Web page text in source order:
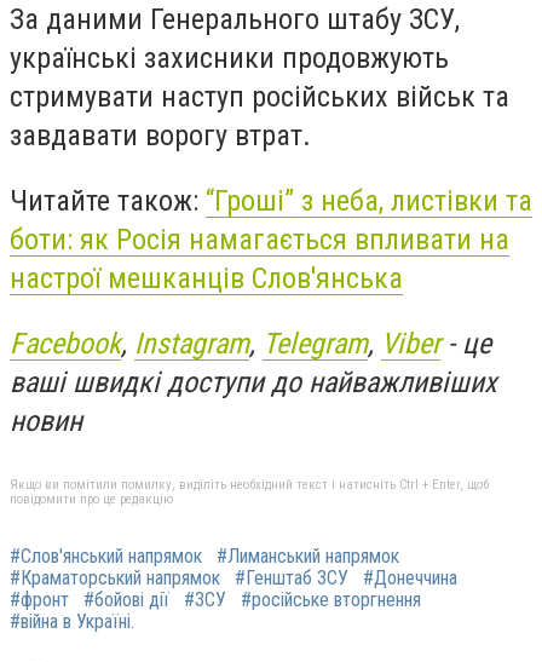
За даними Генерального штабу ЗСУ,
українські захисники продовжують
стримувати наступ російських військ та
завдавати ворогу втрат.
Читайте також: “Гроші” з неба, листівки та
боти: як Росія намагається впливати на
настрої мешканців Слов'янська
Facebook, Instagram, Telegram, Viber- це
ваші швидкі доступи до найважливіших
новин
Якщо ви помітили помилку, виділіть необхідний текст і натисніть Ctrl + Enter, щоб
повідомити про це редакцію
#Слов'янський напрямок
#Лиманський напрямок
#Краматорський напрямок
#Генштаб ЗСУ
#Донеччина
#фронт
#бойові дії #ЗСУ
#російське вторгнення
#війна в Україні.